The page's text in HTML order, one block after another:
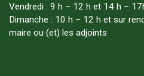
Vendredi : 9 h – 12 h et 14 h –
Dimanche : 10 h – 12 h et sur
maire ou (et) les adjoints